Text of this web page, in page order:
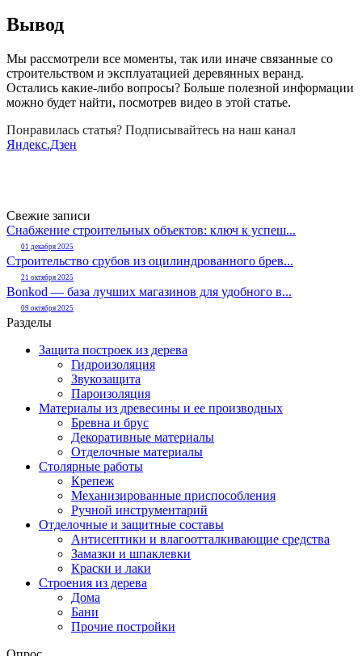
Вывод
Мы рассмотрели все моменты, так или иначе связанные со
строительством и эксплуатацией деревянных веранд.
Остались какие-либо вопросы? Больше полезной информации
можно будет найти, посмотрев видео в этой статье.
Понравилась статья? Подписывайтесь на наш канал
Яндекс.Дзен
Свежие записи
Снабжение строительных объектов: ключ к успеш...
01 декабря 2025
Строительство срубов из оцилиндрованного брев...
21 октября 2025
Bonkod — база лучших магазинов для удобного в...
09 октября 2025
Разделы
Защита построек из дерева
Гидроизоляция
Звукозащита
Пароизоляция
Материалы из древесины и ее производных
Бревна и брус
Декоративные материалы
Отделочные материалы
Столярные работы
Крепеж
Механизированные приспособления
Ручной инструментарий
Отделочные и защитные составы
Антисептики и влагоотталкивающие средства
Замазки и шпаклевки
Краски и лаки
Строения из дерева
Дома
Бани
Прочие постройки